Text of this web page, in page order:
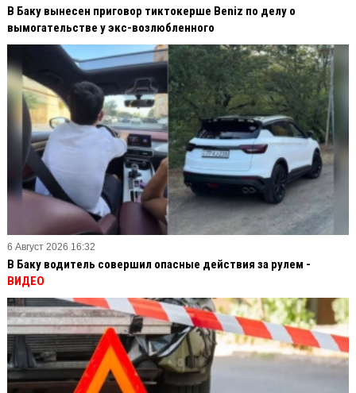
В Баку вынесен приговор тиктокерше Beniz по делу о
вымогательстве у экс-возлюбленного
6 Август 2026 16:32
В Баку водитель совершил опасные действия за рулем -
ВИДЕО